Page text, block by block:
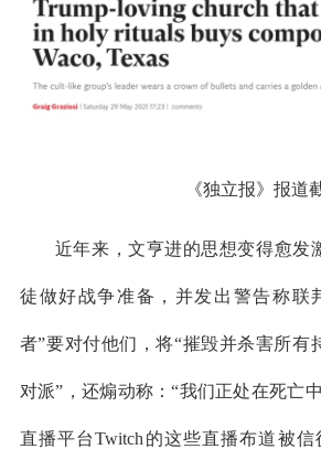
《独立报》报道
近年来，文亨进的思想变得愈发
徒做好战争准备，并发出警告称联
者”要对付他们，将“摧毁并杀害所有
对派”，还煽动称：“我们正处在死亡
直播平台Twitch的这些直播布道被